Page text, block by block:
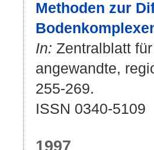
Methoden zur
In: Zentralblatt
angewandte,
255-269.
ISSN 0340-5109
1997